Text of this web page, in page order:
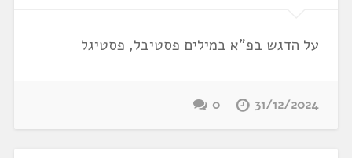
על הדגש בפ"א במילים פסטיבל, פסטיגל
31/12/2024
0